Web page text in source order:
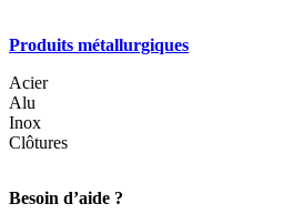
Produits métallurgiques
Acier
Alu
Inox
Clôtures
Besoin d’aide ?